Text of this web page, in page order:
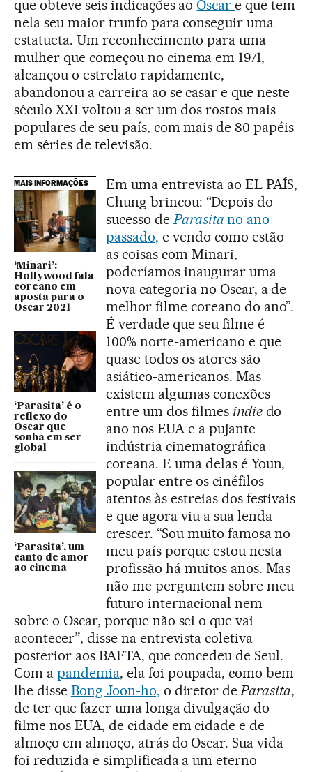
que obteve seis indicações ao Oscare que tem
nela seu maior trunfo para conseguir uma
estatueta. Um reconhecimento para uma
mulher que começou no cinema em 1971,
alcançou o estrelato rapidamente,
abandonou a carreira ao se casar e que neste
século XXI voltou a ser um dos rostos mais
populares de seu país, com mais de 80 papéis
em séries de televisão.
MAIS INFORMAÇÕES
‘Minari’:
Hollywood fala
coreano em
aposta para o
Oscar 2021
‘Parasita’ é o
reflexo do
Oscar que
sonha em ser
global
‘Parasita’, um
canto de amor
ao cinema
Em uma entrevista ao EL PAÍS,
Chung brincou: “Depois do
sucesso de Parasita no ano
passado, e vendo como estão
as coisas com Minari,
poderíamos inaugurar uma
nova categoria no Oscar, a de
melhor filme coreano do ano”.
É verdade que seu filme é
100% norte-americano e que
quase todos os atores são
asiático-americanos. Mas
existem algumas conexões
entre um dos filmes indiedo
ano nos EUA e a pujante
indústria cinematográfica
coreana. E uma delas é Youn,
popular entre os cinéfilos
atentos às estreias dos festivais
e que agora viu a sua lenda
crescer. “Sou muito famosa no
meu país porque estou nesta
profissão há muitos anos. Mas
não me perguntem sobre meu
futuro internacional nem
sobre o Oscar, porque não sei o que vai
acontecer”, disse na entrevista coletiva
posterior aos BAFTA, que concedeu de Seul.
Com a pandemia, ela foi poupada, como bem
lhe disse Bong Joon-ho, o diretor deParasita,
de ter que fazer uma longa divulgação do
filme nos EUA, de cidade em cidade e de
almoço em almoço, atrás do Oscar. Sua vida
foi reduzida e simplificada a um eterno